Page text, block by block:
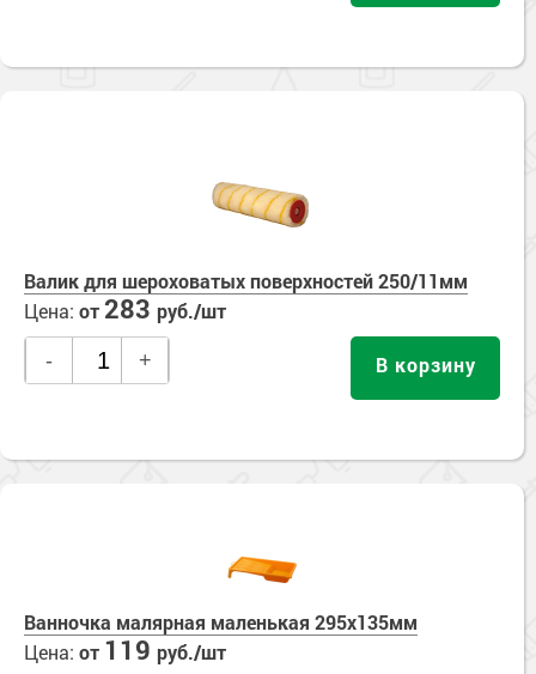
Валик для шероховатых поверхностей 250/11мм
Цена: от283 руб./шт
- + В корзину
Ванночка малярная маленькая 295х135мм
Цена: от 119 руб./шт